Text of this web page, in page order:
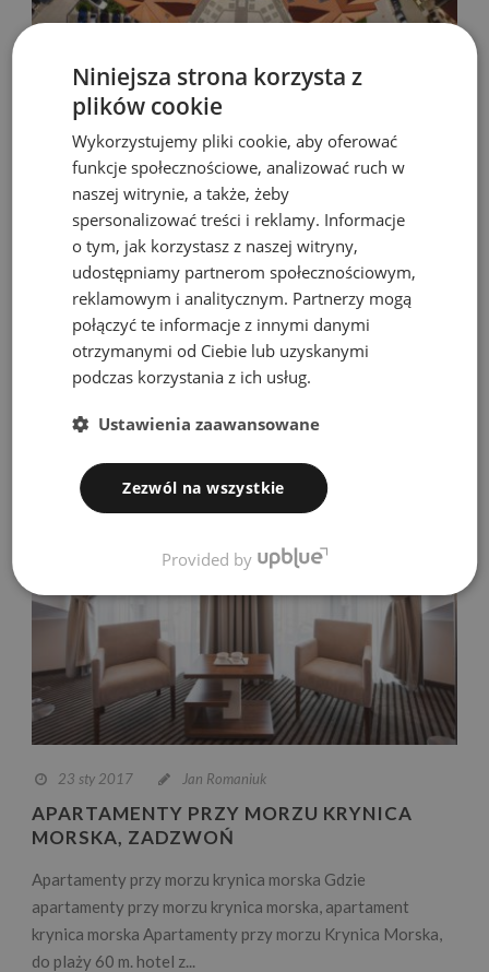
30 sty 2017 Jan Romaniuk
HOTELE NAD MORZEM GDAŃSK
Hotele nad morzem Gdańsk Gdzie przy plaży hotele nad
morzem Gdańsk, Gdańsk hotel nad morzem, Hotele nad
morzem Gdańsk, Gdynia i Sopot w Pomorskim.
Zapraszamy...
Continue Reading
23 sty 2017 Jan Romaniuk
APARTAMENTY PRZY MORZU KRYNICA
MORSKA, ZADZWOŃ
Apartamenty przy morzu krynica morska Gdzie
apartamenty przy morzu krynica morska, apartament
krynica morska Apartamenty przy morzu Krynica Morska,
do plaży 60 m. hotel z...
Niniejsza strona korzysta z
plików cookie
Wykorzystujemy pliki cookie, aby oferować
funkcje społecznościowe, analizować ruch w
naszej witrynie, a także, żeby
spersonalizować treści i reklamy. Informacje
o tym, jak korzystasz z naszej witryny,
udostępniamy partnerom społecznościowym,
reklamowym i analitycznym. Partnerzy mogą
połączyć te informacje z innymi danymi
otrzymanymi od Ciebie lub uzyskanymi
podczas korzystania z ich usług.
Zezwól na wszystkie
Ustawienia zaawansowane
Provided by